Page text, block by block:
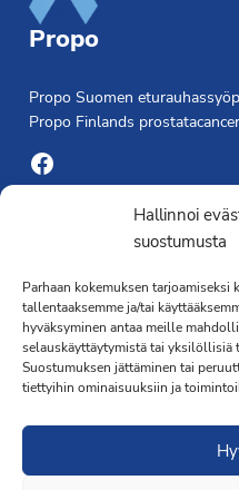
Hallinnoi
suostumusta
Parhaan kokemuksen
tallentaaksemme ja/tai
hyväksyminen antaa meille
selauskäyttäytymistä tai
Suostumuksen jättäminen tai
tiettyihin ominaisuuksiin ja
Propo
Propo Suomen
Propo Finlands
Facebook
Yhdistyksen
Laivapojankatu 3 C, 00180
toimisto@propo.fi
Saavutettavuusseloste »
Toiminnanjohtaja